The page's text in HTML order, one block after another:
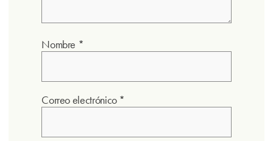
Nombre *
Correo electrónico *